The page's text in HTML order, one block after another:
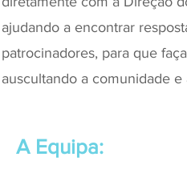
ajudando a encontrar
patrocinadores, para que
auscultando a comunidade
A Equipa: